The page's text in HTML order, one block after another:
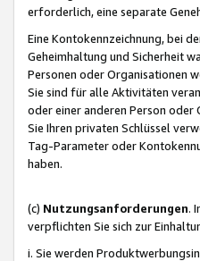
erforderlich, eine separate
Eine Kontokennzeichnung, bei
Geheimhaltung und Sicherheit
Personen oder Organisationen
Sie sind für alle Aktivitäten
oder einer anderen Person
Sie Ihren privaten Schlüssel
Tag-Parameter oder
haben.
(c) Nutzungsanforderungen.
verpflichten Sie sich zur
i. Sie werden